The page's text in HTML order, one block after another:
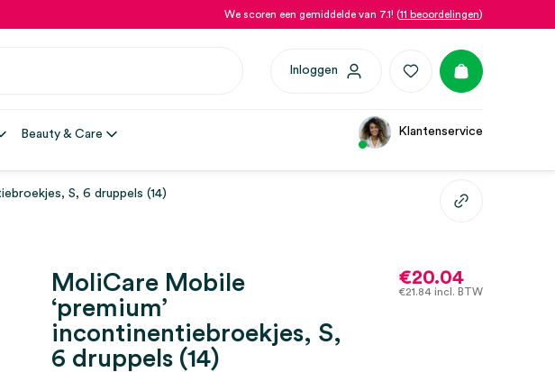
We scoren een gemiddelde van 7.1! (11 beoordelingen)
Inloggen
Beauty & Care Klantenservice
S, 6 druppels (14)
MoliCare Mobile
‘premium’
incontinentiebroekjes, S,
6 druppels (14)
€20.04
€21.84 incl. BTW